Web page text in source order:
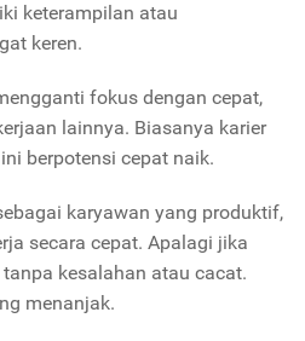
keterampilan atau
keren.
fokus dengan cepat,
lainnya. Biasanya karier
berpotensi cepat naik.
karyawan yang produktif,
secara cepat. Apalagi jika
kesalahan atau cacat.
menanjak.